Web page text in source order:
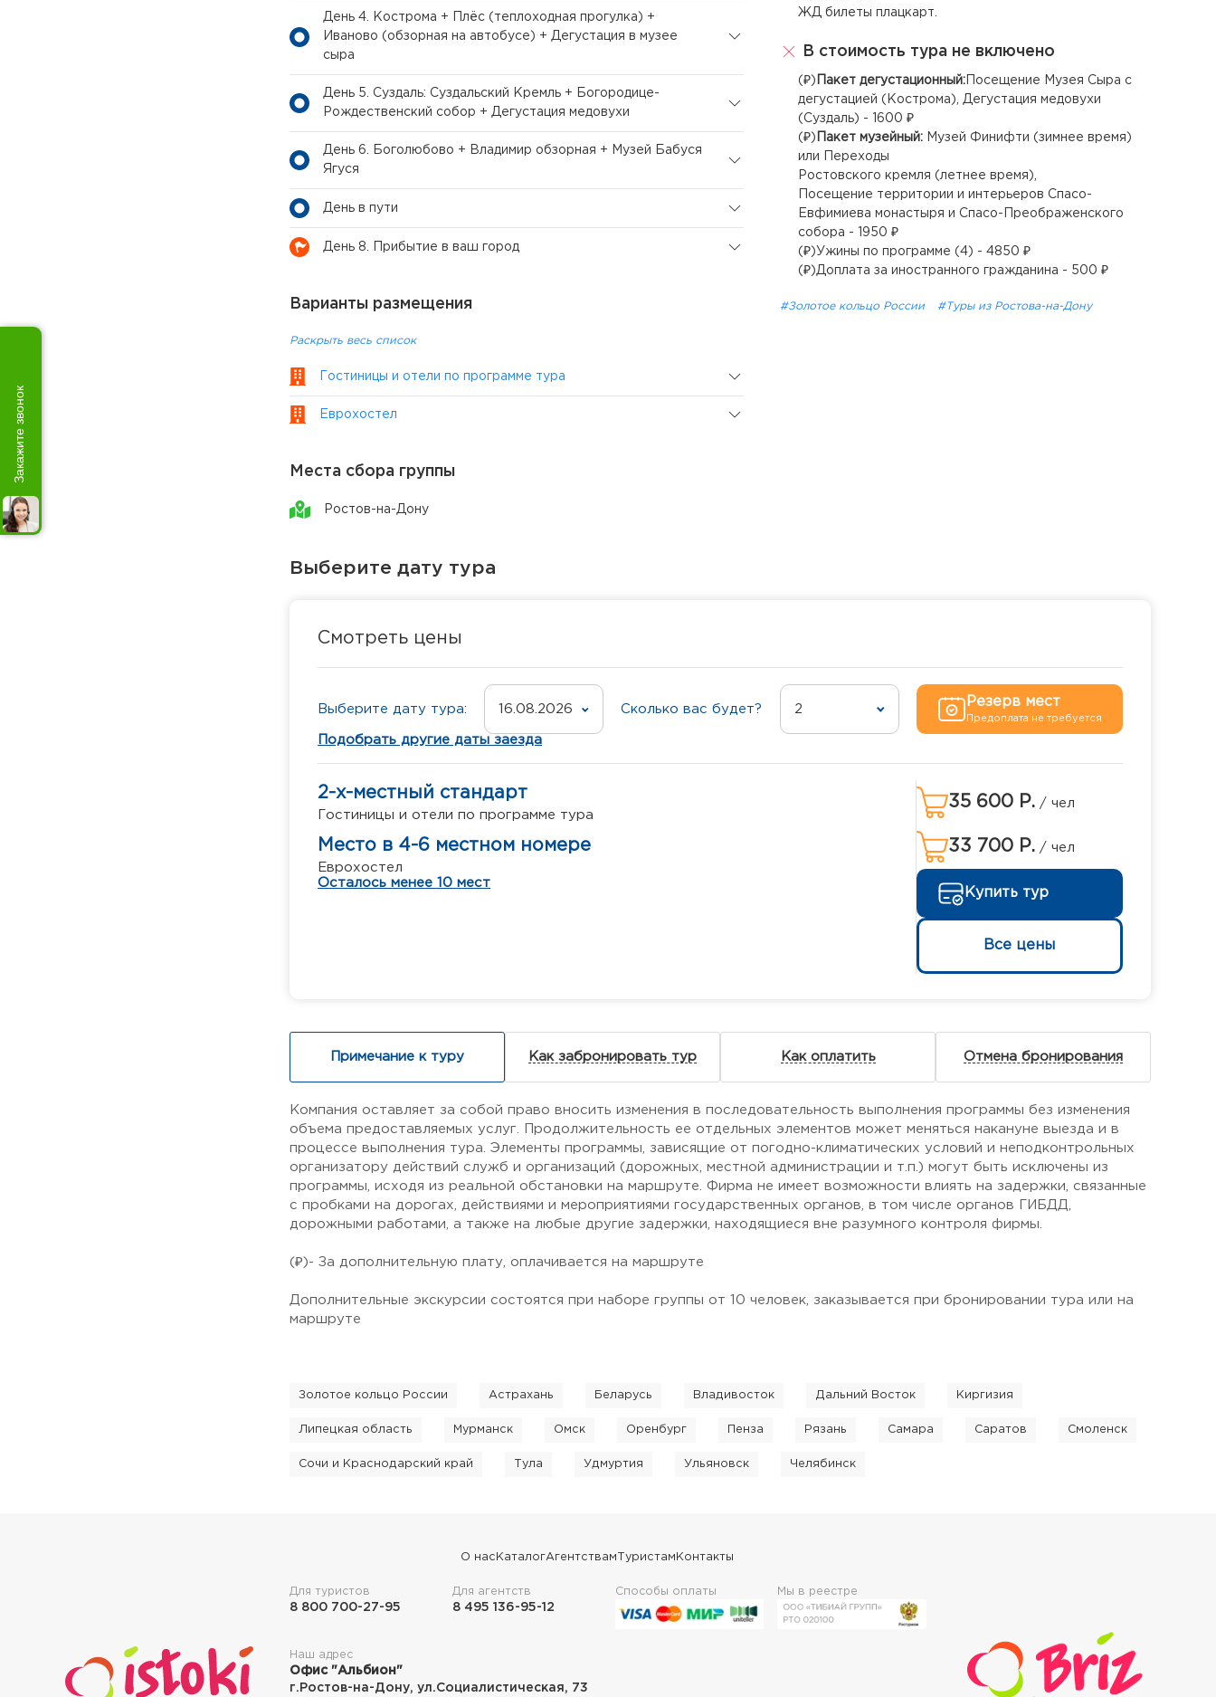
День 4. Кострома + Плёс (теплоходная прогулка) +
Иваново (обзорная на автобусе) + Дегустация в музее
сыра
День 5. Суздаль: Суздальский Кремль + Богородице-
Рождественский собор + Дегустация медовухи
День 6. Боголюбово + Владимир обзорная + Музей Бабуся
Ягуся
День в пути
День 8. Прибытие в ваш город
Варианты размещения
Раскрыть весь список
Гостиницы и отели по программе тура
Еврохостел
Места сбора группы
Ростов-на-Дону
ЖД билеты плацкарт.
В стоимость тура не включено
(₽) Пакет дегустационный: Посещение Музея Сыра с
дегустацией (Кострома), Дегустация медовухи
(Суздаль) - 1600 ₽
(₽) Пакет музейный: Музей Финифти (зимнее время)
или Переходы
Ростовского кремля (летнее время),
Посещение территории и интерьеров Спасо-
Евфимиева монастыря и Спасо-Преображенского
собора - 1950 ₽
(₽)Ужины по программе (4) - 4850 ₽
(₽)Доплата за иностранного гражданина - 500 ₽
#Золотое кольцо России #Туры из Ростова-на-Дону
Выберите дату тура
Смотреть цены
Выберите дату тура: 16.08.2026 Сколько вас будет? 2
Резерв мест
Предоплата не требуется
Подобрать другие даты заезда
2-х-местный стандарт
Гостиницы и отели по программе тура
Место в 4-6 местном номере
Еврохостел
Осталось менее 10 мест
35 600 Р./ чел
33 700 Р./ чел
Купить тур
Все цены
Примечание к туру Как забронировать тур Как оплатить Отмена бронирования
Компания оставляет за собой право вносить изменения в последовательность выполнения программы без изменения
объема предоставляемых услуг. Продолжительность ее отдельных элементов может меняться накануне выезда и в
процессе выполнения тура. Элементы программы, зависящие от погодно-климатических условий и неподконтрольных
организатору действий служб и организаций (дорожных, местной администрации и т.п.) могут быть исключены из
программы, исходя из реальной обстановки на маршруте. Фирма не имеет возможности влиять на задержки, связанные
с пробками на дорогах, действиями и мероприятиями государственных органов, в том числе органов ГИБДД,
дорожными работами, а также на любые другие задержки, находящиеся вне разумного контроля фирмы.
(₽)- За дополнительную плату, оплачивается на маршруте
Дополнительные экскурсии состоятся при наборе группы от 10 человек, заказывается при бронировании тура или на
маршруте
Золотое кольцо России Астрахань Беларусь Владивосток Дальний Восток Киргизия
Липецкая область Мурманск Омск Оренбург Пенза Рязань Самара Саратов Смоленск
Сочи и Краснодарский край Тула Удмуртия Ульяновск Челябинск
О нас КаталогАгентствам Туристам Контакты
Для туристов
8 800 700-27-95
Для агентств
8 495 136-95-12
Способы оплаты Мы в реестре
Наш адрес
Офис "Альбион"
г.Ростов-на-Дону, ул.Социалистическая, 73
Закажите звонок